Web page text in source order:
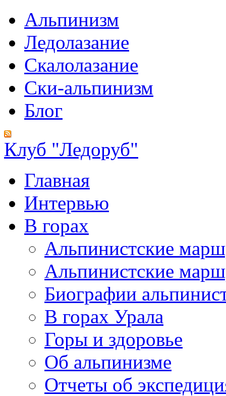
Альпинизм
Ледолазание
Скалолазание
Ски-альпинизм
Блог
Клуб "Ледоруб"
Главная
Интервью
В горах
Альпинистские
Альпинистские
Биографии
В горах Урала
Горы и здоровье
Об альпинизме
Отчеты об